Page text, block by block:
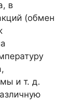
в
(обмен
и т. д.